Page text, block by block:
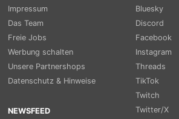
Impressum
Das Team
Freie Jobs
Werbung schalten
Unsere Partnershops
Datenschutz & Hinweise
NEWSFEED
Bluesky
Discord
Facebook
Instagram
Threads
TikTok
Twitch
Twitter/X